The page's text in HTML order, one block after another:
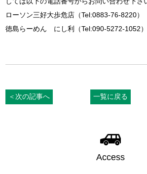
ローソン三好大歩危店（Tel:0883-76-8220）
徳島らーめん にし利（Tel:090-5272-1052）
一覧に戻る
＜次の記事へ
Access